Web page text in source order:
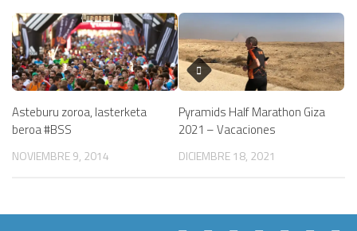
Asteburu zoroa, lasterketa
beroa #BSS
NOVIEMBRE 9, 2014
Pyramids Half Marathon Giza
2021 – Vacaciones
DICIEMBRE 18, 2021